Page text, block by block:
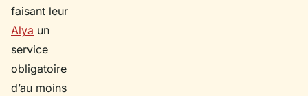
faisant leur
Alya un
service
obligatoire
d’au moins